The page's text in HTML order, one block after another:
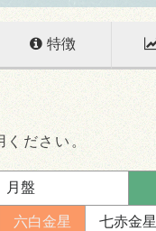
特徴
ださい。
月盤
六白金星 七赤金星